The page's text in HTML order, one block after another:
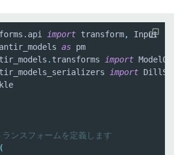
. api import transform,
as
. transforms import
import
ンスフォームを定義します
(